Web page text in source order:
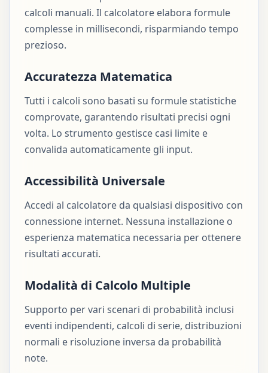
calcoli manuali. Il calcolatore elabora formule
complesse in millisecondi, risparmiando tempo
prezioso.
Accuratezza Matematica
Tutti i calcoli sono basati su formule statistiche
comprovate, garantendo risultati precisi ogni
volta. Lo strumento gestisce casi limite e
convalida automaticamente gli input.
Accessibilità Universale
Accedi al calcolatore da qualsiasi dispositivo con
connessione internet. Nessuna installazione o
esperienza matematica necessaria per ottenere
risultati accurati.
Modalità di Calcolo Multiple
Supporto per vari scenari di probabilità inclusi
eventi indipendenti, calcoli di serie, distribuzioni
normali e risoluzione inversa da probabilità
note.